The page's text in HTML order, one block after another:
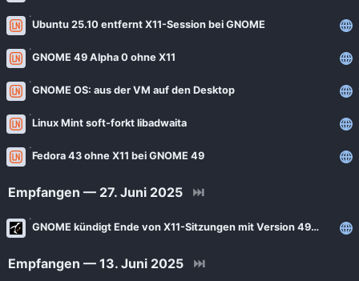
Ubuntu 25.10 entfernt X11-Session bei GNOME
GNOME 49 Alpha 0 ohne X11
GNOME OS: aus der VM auf den Desktop
Linux Mint soft-forkt libadwaita
Fedora 43 ohne X11 bei GNOME 49
Empfangen — 27. Juni 2025 ⏭
GNOME kündigt Ende von X11-Sitzungen mit Version 49 an
Empfangen — 13. Juni 2025 ⏭